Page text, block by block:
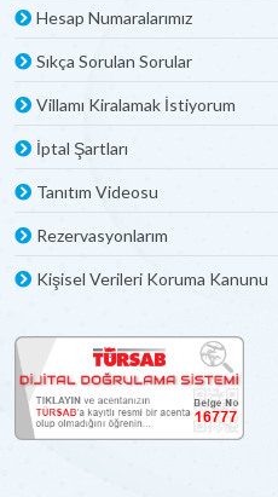
Hesap Numaralarımız
Sıkça Sorulan Sorular
Villamı Kiralamak İstiyorum
İptal Şartları
Tanıtım Videosu
Rezervasyonlarım
Kişisel Verileri Koruma Kanunu